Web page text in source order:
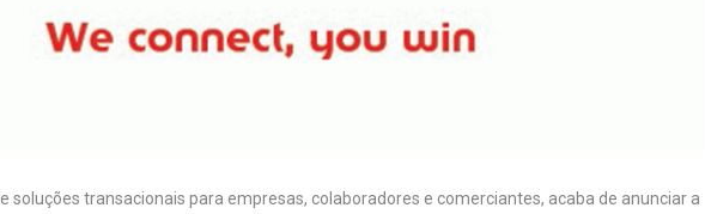
soluções transacionais para empresas, colaboradores e comerciantes, acaba de anunciar a